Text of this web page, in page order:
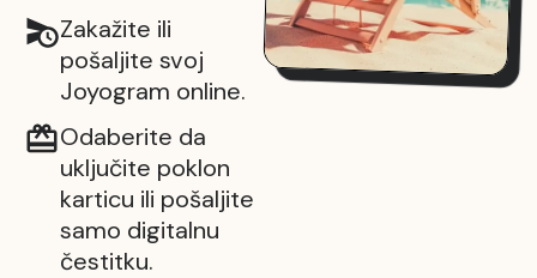
Zakažite ili
pošaljite svoj
Joyogram online.
Odaberite da
uključite poklon
karticu ili pošaljite
samo digitalnu
čestitku.